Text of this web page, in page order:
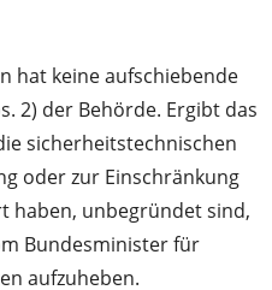
hat keine aufschiebende
2) der Behörde. Ergibt das
sicherheitstechnischen
oder zur Einschränkung
haben, unbegründet sind,
Bundesminister für
aufzuheben.